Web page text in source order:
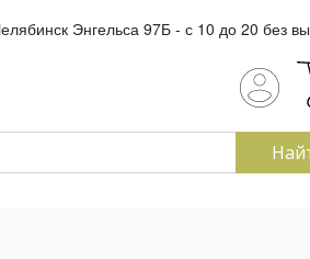
Энгельса 97Б - с 10 до 20 без